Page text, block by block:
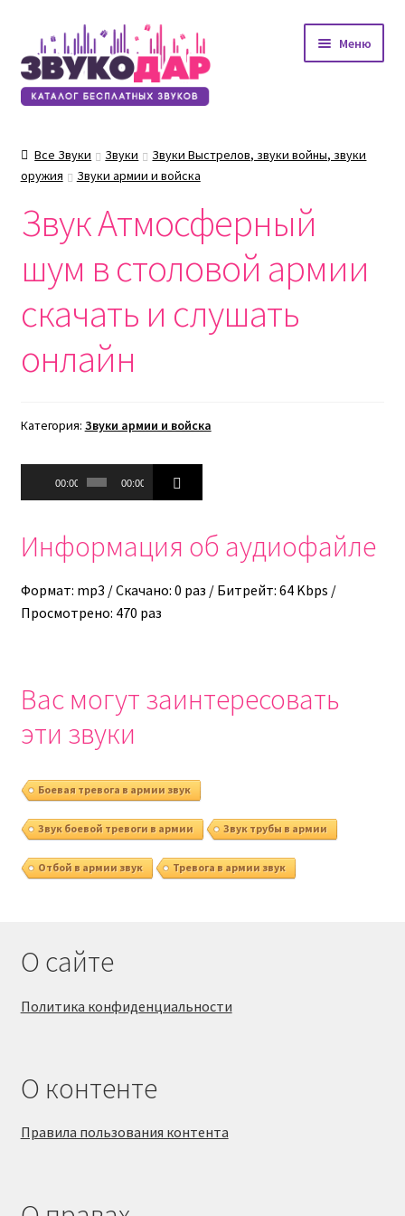
Перейти
к
навигации
Перейти
к
содержимому
Меню
Все Звуки Звуки
Звуки Выстрелов, звуки войны, звуки
оружия
Звуки армии и войска
Звук Атмосферный
шум в столовой армии
скачать и слушать
онлайн
Категория: Звуки армии и войска
Аудиоплеер
00:00 00:00
Информация об аудиофайле
Формат: mp3 / Скачано: 0 раз / Битрейт: 64 Kbps /
Просмотрено: 470 раз
Вас могут заинтересовать
эти звуки
Боевая тревога в армии звук
Звук боевой тревоги в армии Звук трубы в армии
Отбой в армии звук Тревога в армии звук
О сайте
Политика конфиденциальности
О контенте
Правила пользования контента